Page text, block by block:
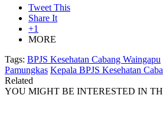
Tweet This
Share It
+1
MORE
Tags: BPJS Kesehatan Cabang Waingapu
Pamungkas Kepala BPJS Kesehatan
Related
YOU MIGHT BE INTERESTED IN